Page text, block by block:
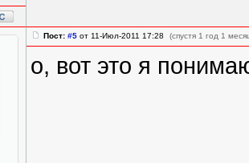
Пост: #5 от 11-Июл-2011 17:28 (спустя 1 год 1
о, вот это я